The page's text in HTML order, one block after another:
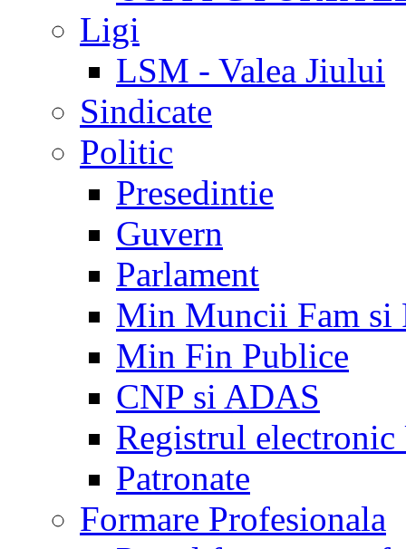
Ligi
LSM - Valea Jiului
Sindicate
Politic
Presedintie
Guvern
Parlament
Min Muncii Fam si
Min Fin Publice
CNP si ADAS
Registrul electronic
Patronate
Formare Profesionala